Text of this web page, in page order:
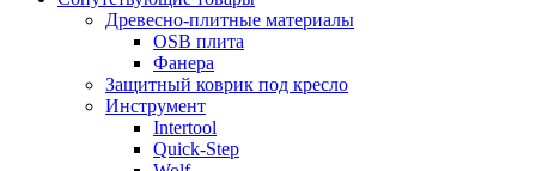
Древесно-плитные материалы
OSB плита
Фанера
Защитный коврик под кресло
Инструмент
Intertool
Quick-Step